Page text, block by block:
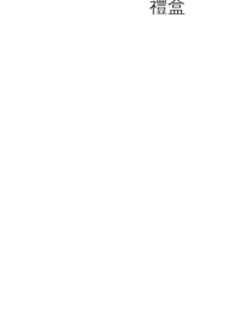
禮盒